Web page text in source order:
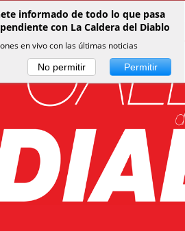
informado de todo lo que pasa
con La Caldera del Diablo
en vivo con las últimas noticias
No permitir Permitir